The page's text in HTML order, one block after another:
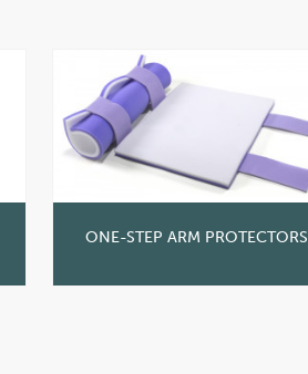
ONE-STEP ARM PROTECTORS